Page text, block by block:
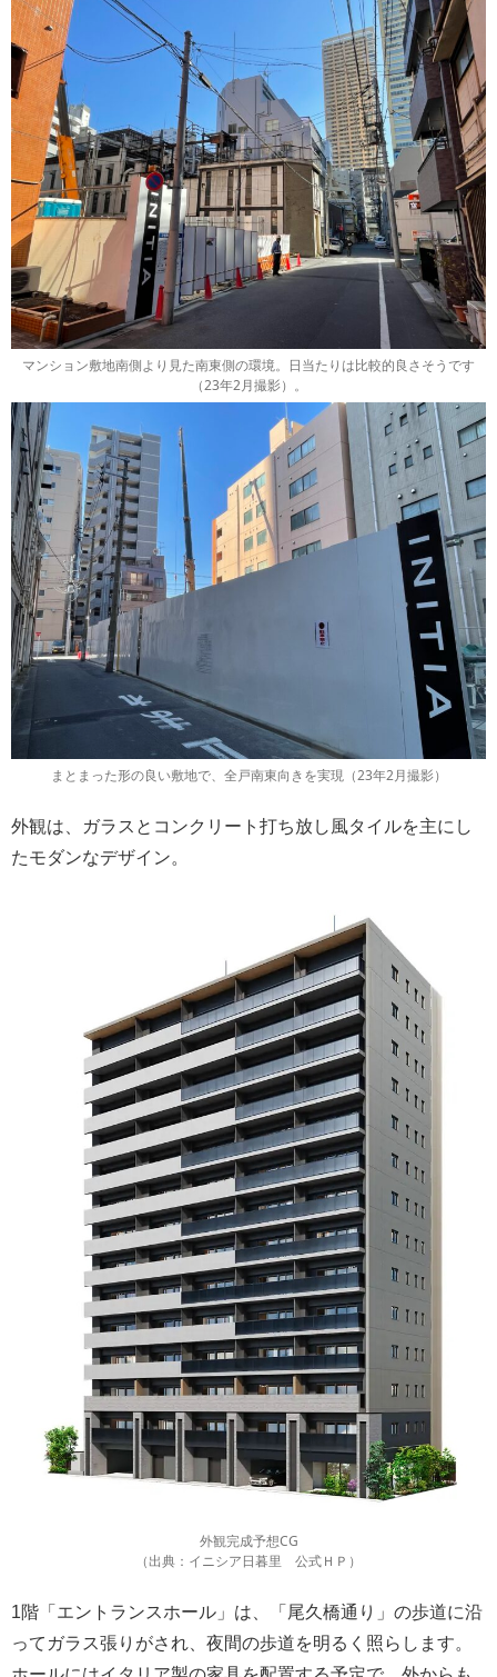
マンション敷地南側より見た南東側の環境。日当たりは比較的良さそうです
（23年2月撮影）。
まとまった形の良い敷地で、全戸南東向きを実現（23年2月撮影）
外観は、ガラスとコンクリート打ち放し風タイルを主にし
たモダンなデザイン。
外観完成予想CG
（出典：イニシア日暮里 公式ＨＰ）
1階「エントランスホール」は、「尾久橋通り」の歩道に沿
ってガラス張りがされ、夜間の歩道を明るく照らします。